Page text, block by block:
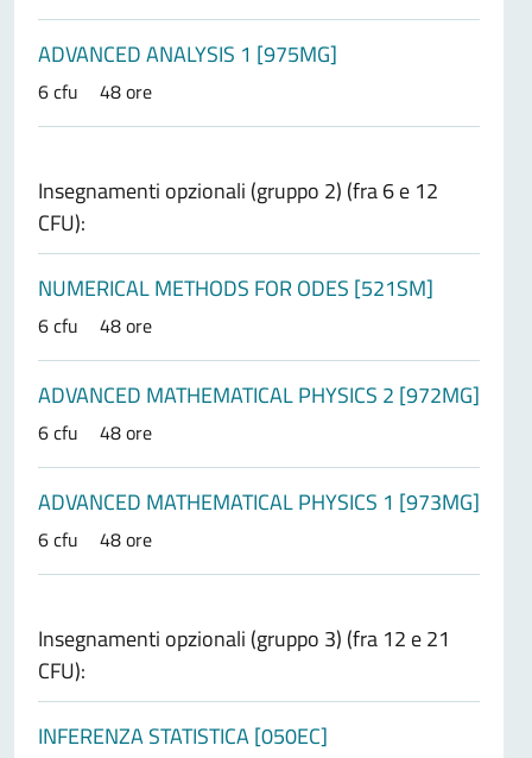
ADVANCED ANALYSIS 1 [975MG]
6 cfu 48 ore
Insegnamenti opzionali (gruppo 2) (fra 6 e 12
CFU):
NUMERICAL METHODS FOR ODES [521SM]
6 cfu 48 ore
ADVANCED MATHEMATICAL PHYSICS 2 [972MG]
6 cfu 48 ore
ADVANCED MATHEMATICAL PHYSICS 1 [973MG]
6 cfu 48 ore
Insegnamenti opzionali (gruppo 3) (fra 12 e 21
CFU):
INFERENZA STATISTICA [050EC]